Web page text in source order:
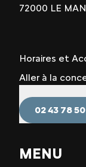
72000 LE
Horaires et
Aller à la
02 43 78
MENU